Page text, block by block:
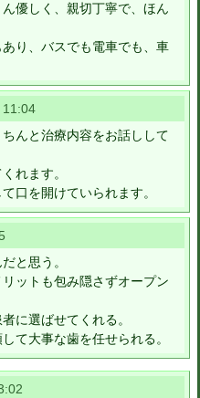
優しく、親切丁寧で、ほん
り、バスでも電車でも、車
んと治療内容をお話しして
れます。
口を開けていられます。
と思う。
ットも包み隠さずオープン
に選ばせてくれる。
て大事な歯を任せられる。